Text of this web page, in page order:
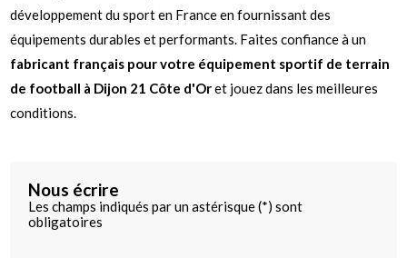
développement du sport en France en fournissant des
équipements durables et performants. Faites confiance à un
fabricant français pour votre équipement sportif de terrain
de football à Dijon 21 Côte d'Oret jouez dans les meilleures
conditions.
Nous écrire
Les champs indiqués par un astérisque (*) sont
obligatoires